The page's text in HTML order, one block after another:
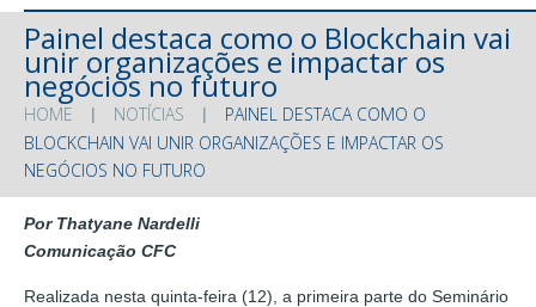
Painel destaca como o Blockchain vai
unir organizações e impactar os
negócios no futuro
HOME NOTÍCIAS
PAINEL DESTACA COMO O
BLOCKCHAIN VAI UNIR ORGANIZAÇÕES E IMPACTAR OS
NEGÓCIOS NO FUTURO
Por Thatyane Nardelli
Comunicação CFC
Realizada nesta quinta-feira (12), a primeira parte do Seminário